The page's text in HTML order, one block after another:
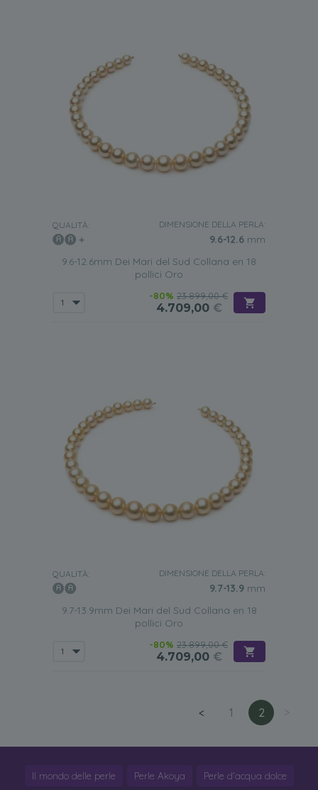
QUALITÀ: DIMENSIONE DELLA PERLA:
9.6-12.6 mm
9.6-12.6mm Dei Mari del Sud Collana en 18
pollici Oro
-80% 23.899,00 €
4.709,00 €
QUALITÀ: DIMENSIONE DELLA PERLA:
9.7-13.9 mm
9.7-13.9mm Dei Mari del Sud Collana en 18
pollici Oro
-80% 23.899,00 €
4.709,00 €
< 1 2
Il mondo delle perle Perle Akoya Perle d'acqua dolce